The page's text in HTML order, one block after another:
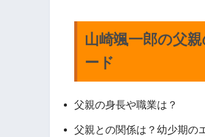
山崎颯一郎の父
ード
父親の身長や職業は？
父親との関係は？幼少期の